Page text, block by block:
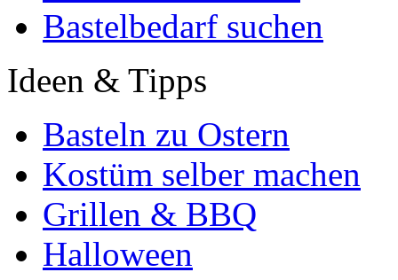
Bastelbedarf suchen
Ideen & Tipps
Basteln zu Ostern
Kostüm selber machen
Grillen & BBQ
Halloween